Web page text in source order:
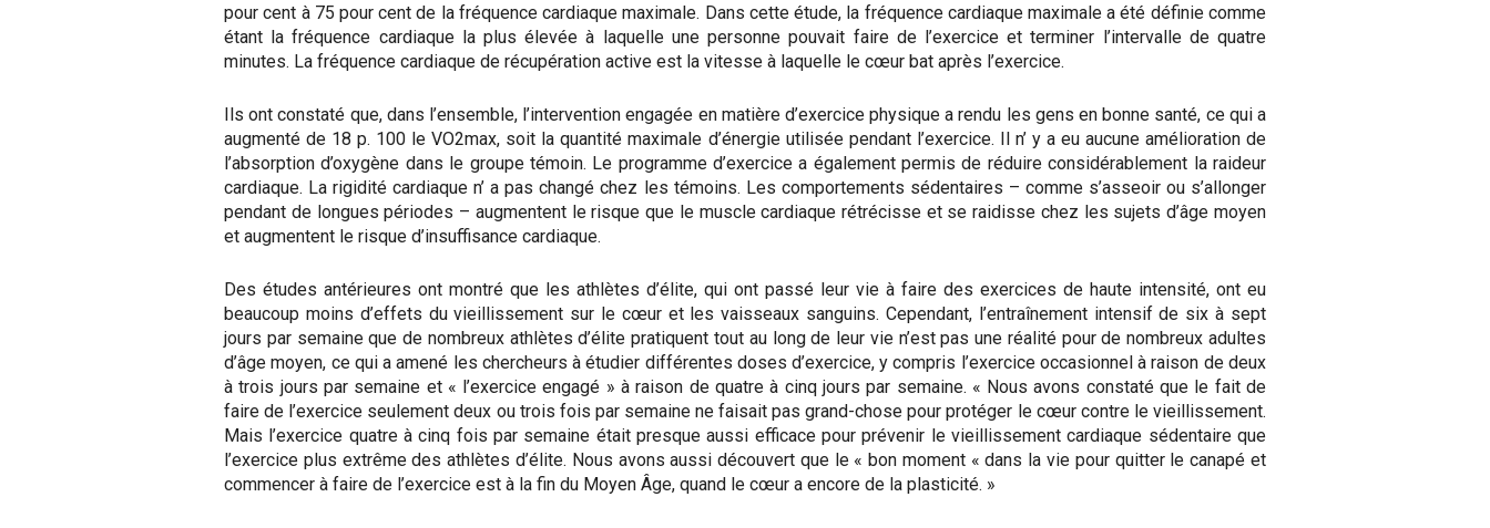
pour cent à 75 pour cent de la fréquence cardiaque maximale. Dans cette étude, la fréquence cardiaque maximale a été définie comme
étant la fréquence cardiaque la plus élevée à laquelle une personne pouvait faire de l’exercice et terminer l’intervalle de quatre
minutes. La fréquence cardiaque de récupération active est la vitesse à laquelle le cœur bat après l’exercice.
Ils ont constaté que, dans l’ensemble, l’intervention engagée en matière d’exercice physique a rendu les gens en bonne santé, ce qui a
augmenté de 18 p. 100 le VO2max, soit la quantité maximale d’énergie utilisée pendant l’exercice. Il n’ y a eu aucune amélioration de
l’absorption d’oxygène dans le groupe témoin. Le programme d’exercice a également permis de réduire considérablement la raideur
cardiaque. La rigidité cardiaque n’ a pas changé chez les témoins. Les comportements sédentaires – comme s’asseoir ou s’allonger
pendant de longues périodes – augmentent le risque que le muscle cardiaque rétrécisse et se raidisse chez les sujets d’âge moyen
et augmentent le risque d’insuffisance cardiaque.
Des études antérieures ont montré que les athlètes d’élite, qui ont passé leur vie à faire des exercices de haute intensité, ont eu
beaucoup moins d’effets du vieillissement sur le cœur et les vaisseaux sanguins. Cependant, l’entraînement intensif de six à sept
jours par semaine que de nombreux athlètes d’élite pratiquent tout au long de leur vie n’est pas une réalité pour de nombreux adultes
d’âge moyen, ce qui a amené les chercheurs à étudier différentes doses d’exercice, y compris l’exercice occasionnel à raison de deux
à trois jours par semaine et « l’exercice engagé » à raison de quatre à cinq jours par semaine. « Nous avons constaté que le fait de
faire de l’exercice seulement deux ou trois fois par semaine ne faisait pas grand-chose pour protéger le cœur contre le vieillissement.
Mais l’exercice quatre à cinq fois par semaine était presque aussi efficace pour prévenir le vieillissement cardiaque sédentaire que
l’exercice plus extrême des athlètes d’élite. Nous avons aussi découvert que le « bon moment « dans la vie pour quitter le canapé et
commencer à faire de l’exercice est à la fin du Moyen Âge, quand le cœur a encore de la plasticité. »